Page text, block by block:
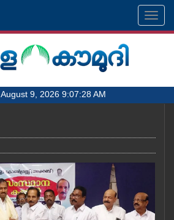
9, 2026 9:07:28 AM